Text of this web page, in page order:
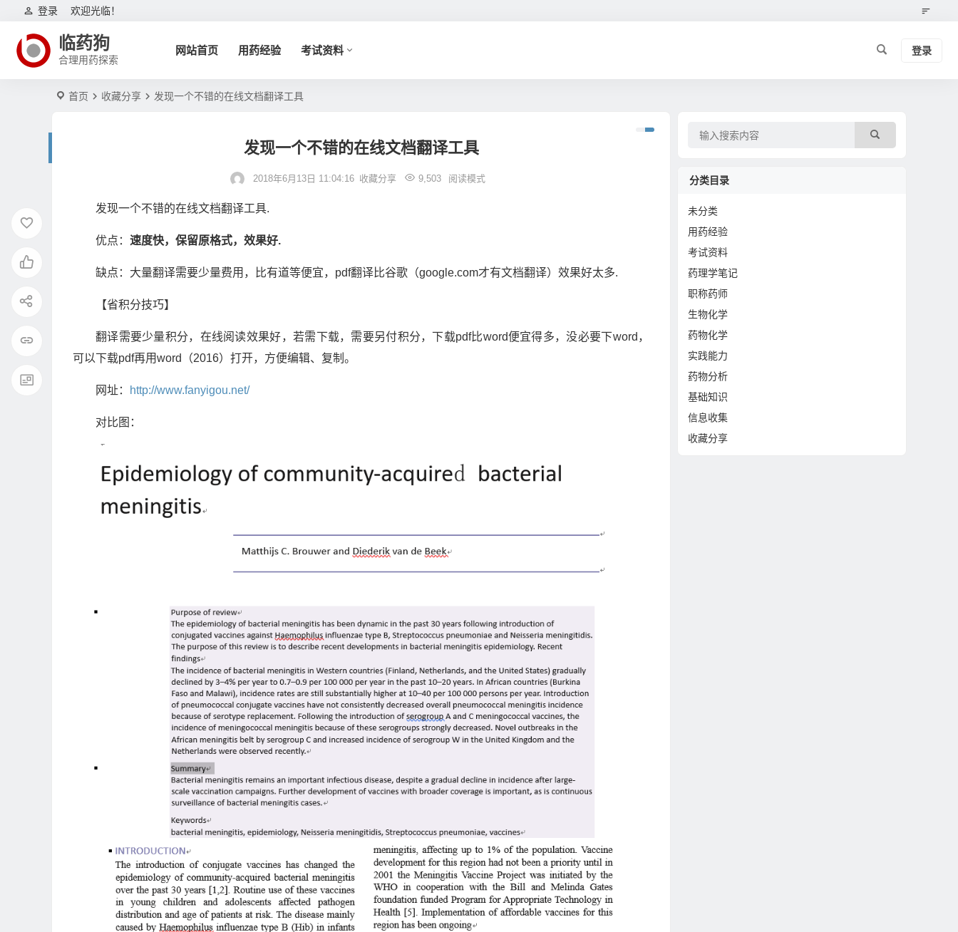
欢迎光临！
登录
临药狗
合理用药探索
网站首页 用药经验 考试资料 登录
首页 收藏分享 发现一个不错的在线文档翻译工具
发现一个不错的在线文档翻译工具
2018年6月13日 11:04:16 收藏分享 9,503 阅读模式
发现一个不错的在线文档翻译工具.
优点： 速度快，保留原格式，效果好.
缺点：大量翻译需要少量费用，比有道等便宜，pdf翻译比谷歌（google.com才有文档翻译）效果好太多.
【省积分技巧】
翻译需要少量积分，在线阅读效果好，若需下载，需要另付积分，下载pdf比word便宜得多，没必要下word，
可以下载pdf再用word（2016）打开，方便编辑、复制。
网址： http://www.fanyigou.net/
对比图：
分类目录
未分类
用药经验
考试资料
药理学笔记
职称药师
生物化学
药物化学
实践能力
药物分析
基础知识
信息收集
收藏分享